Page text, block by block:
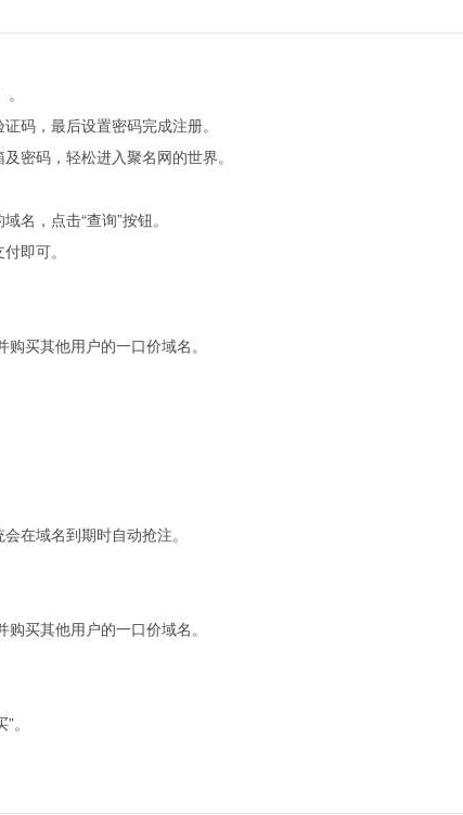
码，最后设置密码完成注册。
密码，轻松进入聚名网的世界。
名，点击“查询”按钮。
即可。
买其他用户的一口价域名。
在域名到期时自动抢注。
买其他用户的一口价域名。
。